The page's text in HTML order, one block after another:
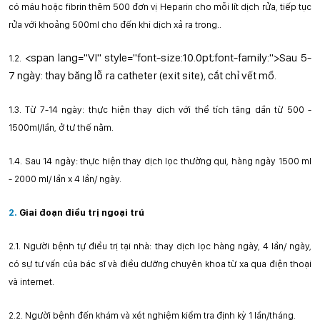
có máu hoặc fibrin thêm 500 đơn vị Heparin cho mỗi lít dịch rửa, tiếp tục
rửa với khoảng 500ml cho đến khi dịch xả ra trong..
1.2.
<span lang="VI" style="font-size:10.0pt;font-family:">Sau 5-
7 ngày: thay băng lỗ ra catheter (exit site), cắt chỉ vết mổ.
1.3. Từ 7-14 ngày: thực hiện thay dịch với thể tích tăng dần từ 500 -
1500ml/lần, ở tư thế nằm.
1.4. Sau 14 ngày: thực hiện thay dịch lọc thường qui, hàng ngày 1500 ml
- 2000 ml/ lần x4 lần/ ngày
2. Giai đoạn điều trị ngoại trú
2.1. Người bệnh tự điều trị tại nhà: thay dịch lọc hàng ngày, 4 lần/ ngày,
có sự tư vấn của bác sĩ và điều dưỡng chuyên khoa từ xa qua điện thoại
và internet.
2.2. Người bệnh đến khám và xét nghiệm kiểm tra định kỳ 1 lần/tháng.